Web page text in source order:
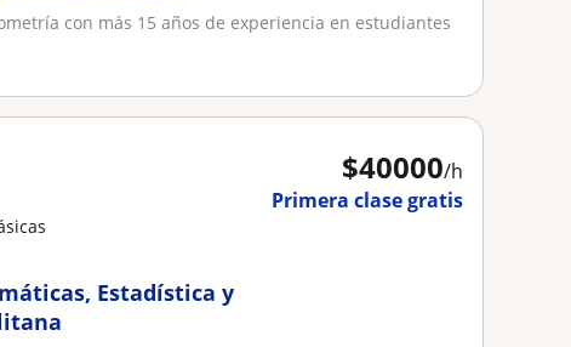
con más 15 años de experiencia en estudiantes
$40000/h
Primera clase gratis
Estadística y